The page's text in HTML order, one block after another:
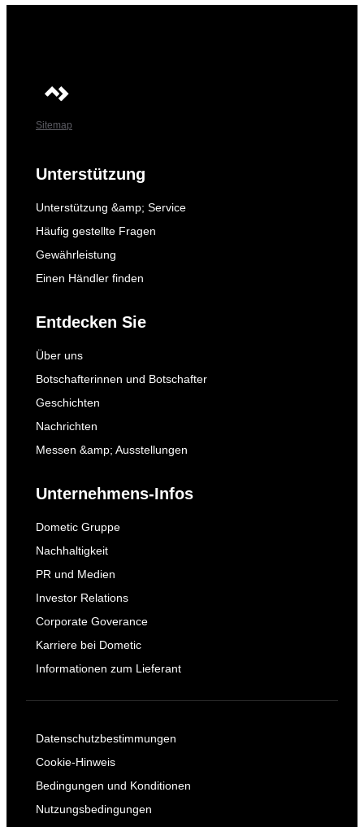
Sitemap
Unterstützung
Unterstützung &amp; Service
Häufig gestellte Fragen
Gewährleistung
Einen Händler finden
Entdecken Sie
Über uns
Botschafterinnen und Botschafter
Geschichten
Nachrichten
Messen &amp; Ausstellungen
Unternehmens-Infos
Dometic Gruppe
Nachhaltigkeit
PR und Medien
Investor Relations
Corporate Goverance
Karriere bei Dometic
Informationen zum Lieferant
Datenschutzbestimmungen
Cookie-Hinweis
Bedingungen und Konditionen
Nutzungsbedingungen